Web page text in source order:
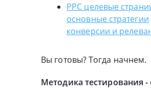
PPC целевые
основные стратегии
конверсии и
Вы готовы? Тогда начнем.
Методика тестирования